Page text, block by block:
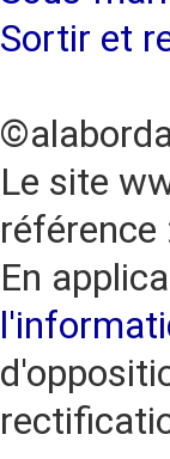
Sortir et
Le site
En